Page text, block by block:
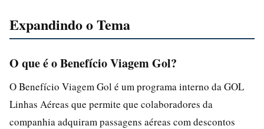
Expandindo o Tema
O que é o Benefício Viagem Gol?
O Benefício Viagem Gol é um programa interno da GOL
Linhas Aéreas que permite que colaboradores da
companhia adquiram passagens aéreas com descontos